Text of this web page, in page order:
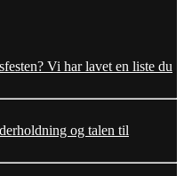
Vi har lavet en liste du
og talen til